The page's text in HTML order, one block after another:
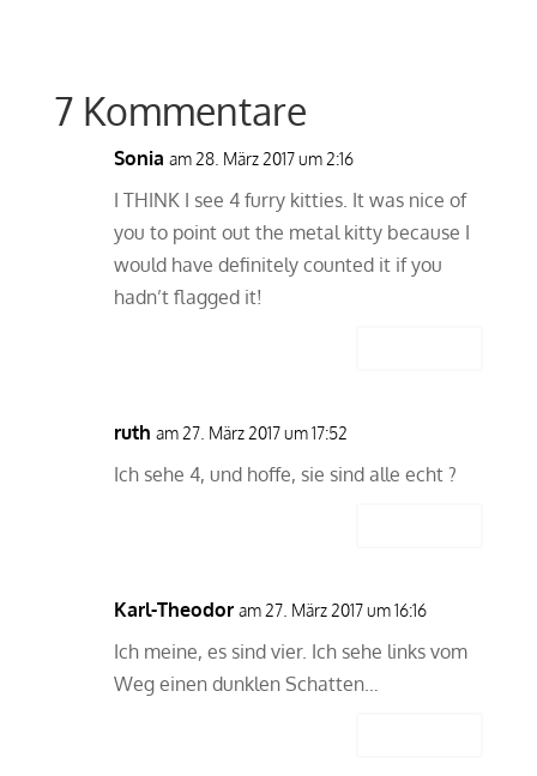
7 Kommentare
Sonia am 28. März 2017 um 2:16
I THINK I see 4 furry kitties. It was nice of
you to point out the metal kitty because I
would have definitely counted it if you
hadn’t flagged it!
ruth am 27. März 2017 um 17:52
Ich sehe 4, und hoffe, sie sind alle echt ?
Karl-Theodor am 27. März 2017 um 16:16
Ich meine, es sind vier. Ich sehe links vom
Weg einen dunklen Schatten…